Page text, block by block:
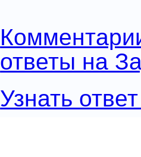
ответы на
Узнать